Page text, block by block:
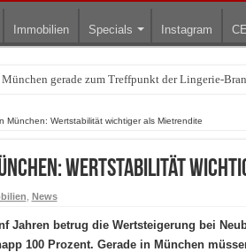
Immobilien Specials Instagram
München gerade zum Treffpunkt der Lingerie-
Cars in München: Warum die rollenden
München: Wertstabilität wichtiger als Mietrendite
Wertstabilität
News
Jahren betrug die Wertsteigerung bei
100 Prozent. Gerade in München